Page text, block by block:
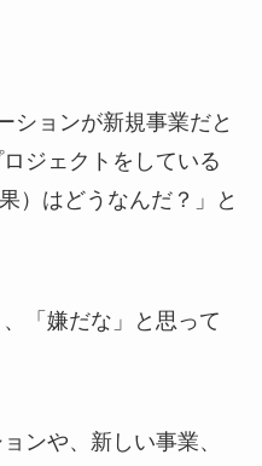
ョンが新規事業だと
ジェクトをしている
）はどうなんだ？」と
「嫌だな」と思って
ンや、新しい事業、